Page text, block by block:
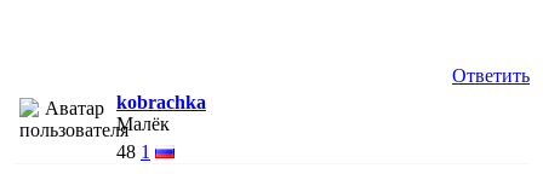
Ответить
kobrachka
Малёк
48 1